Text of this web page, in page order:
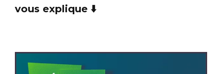
vous explique ⬇️